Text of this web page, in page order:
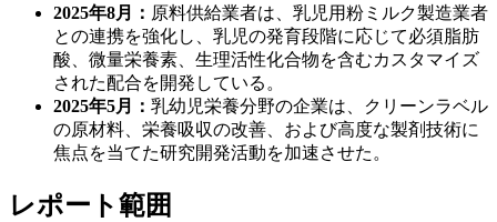
2025年8月： 原料供給業者は、乳児用粉ミルク製造業者
との連携を強化し、乳児の発育段階に応じて必須脂肪
酸、微量栄養素、生理活性化合物を含むカスタマイズ
された配合を開発している。
2025年5月： 乳幼児栄養分野の企業は、クリーンラベル
の原材料、栄養吸収の改善、および高度な製剤技術に
焦点を当てた研究開発活動を加速させた。
レポート範囲